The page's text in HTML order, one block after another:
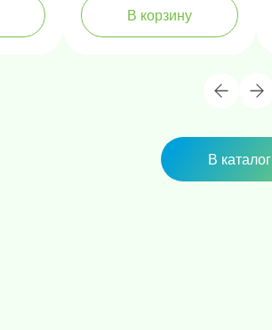
В корзину
В каталог